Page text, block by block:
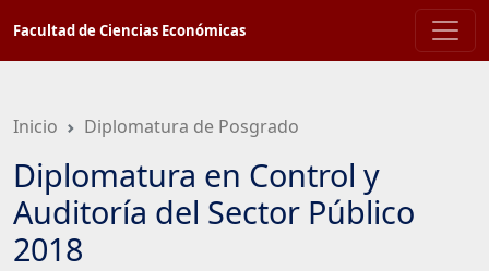
contenido
Facultad de Ciencias Económicas
Inicio Diplomatura de Posgrado
Diplomatura en Control y
Auditoría del Sector Público
2018